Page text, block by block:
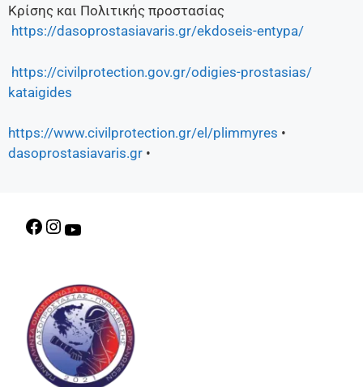
Κρίσης και Πολιτικής προστασίας
https://dasoprostasiavaris.gr/ekdoseis-entypa/
https://civilprotection.gov.gr/odigies-prostasias/
kataigides
https://www.civilprotection.gr/el/plimmyres •
dasoprostasiavaris.gr •